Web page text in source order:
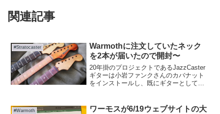
関連記事
#Stratocaster
Warmothに注文していたネック
を2本が届いたので開封〜
20年掛のプロジェクトであるJazzCaster
ギターは小岩ファンクさんのカバナット
をインストールし、既にギターとしての
#Warmoth
ワーモスが6/19ウェブサイトの大